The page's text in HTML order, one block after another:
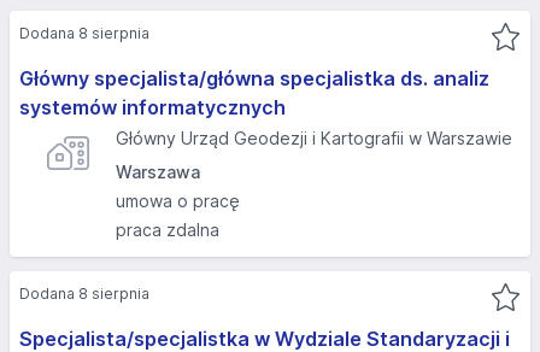
Główny specjalista/główna specjalistka ds. analiz
systemów informatycznych
Główny Urząd Geodezji i Kartografii w Warszawie
Warszawa
umowa o pracę
praca zdalna
Dodana 8 sierpnia
Specjalista/specjalistka w Wydziale Standaryzacji i
Dodana 8 sierpnia